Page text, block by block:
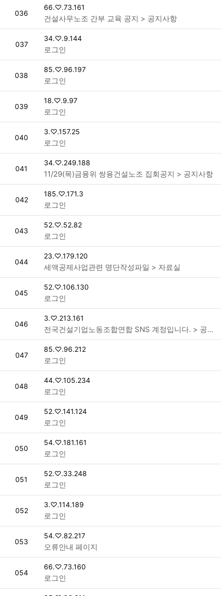
번호
036
접속자
66.♡.73.161
건설사무노조 간부 교육 공지 > 공지사항
번호
037
접속자
34.♡.9.144
로그인
번호
038
접속자
85.♡.96.197
로그인
번호
039
접속자
18.♡.9.97
로그인
번호
040
접속자
3.♡.157.25
로그인
번호
041
접속자
34.♡.249.188
11/29(목)금융위 쌍용건설노조 집회공지 > 공지사항
번호
042
접속자
185.♡.171.3
로그인
번호
043
접속자
52.♡.52.82
로그인
번호
044
접속자
23.♡.179.120
세액공제사업관련 명단작성파일 > 자료실
번호
045
접속자
52.♡.106.130
로그인
번호
046
접속자
3.♡.213.161
전국건설기업노동조합연합 SNS 계정입니다. > 공지사항
번호
047
접속자
85.♡.96.212
로그인
번호
048
접속자
44.♡.105.234
로그인
번호
049
접속자
52.♡.141.124
로그인
번호
050
접속자
54.♡.181.161
로그인
번호
051
접속자
52.♡.33.248
로그인
번호
052
접속자
3.♡.114.189
로그인
번호
053
접속자
54.♡.82.217
오류안내 페이지
번호
054
접속자
66.♡.73.160
로그인